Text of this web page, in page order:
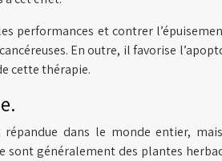
performances et contrer
En outre, il favorise
cette thérapie.
dans le monde entier,
sont généralement des plantes